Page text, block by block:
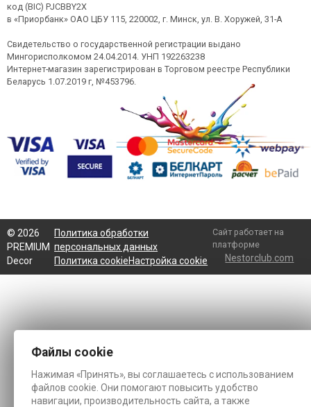
код (BIC) PJCBBY2X
в «Приорбанк» ОАО ЦБУ 115, 220002, г. Минск, ул. В. Хоружей, 31-А
Свидетельство о государственной регистрации выдано
Мингорисполкомом 24.04.2014. УНП 192263238
Интернет-магазин зарегистрирован в Торговом реестре Республики
Беларусь 1.07.2019 г, №453796.
© 2026
PREMIUM
Decor
Политика обработки
персональных данных
Политика cookieНастройка cookie
Сайт работает на
платформе
Nestorclub.com
Файлы cookie
Нажимая «Принять», вы соглашаетесь с использованием
файлов cookie. Они помогают повысить удобство
навигации, производительность сайта, а также